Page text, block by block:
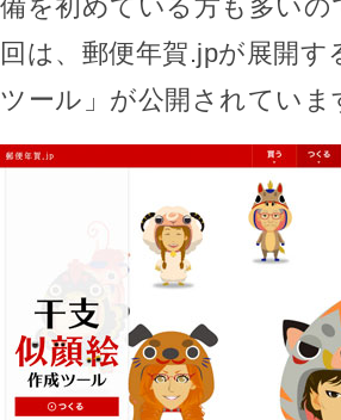
備を初めている方も多い
回は、郵便年賀.jpが展開
ツール」が公開されてい